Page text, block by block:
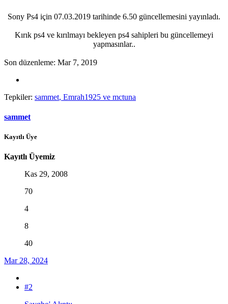
Sony Ps4 için 07.03.2019 tarihinde 6.50 güncellemesini yayınladı.
Kırık ps4 ve kırılmayı bekleyen ps4 sahipleri bu güncellemeyi
yapmasınlar..​
Son düzenleme: Mar 7, 2019
Tepkiler: sammet, Emrah1925 ve mctuna
sammet
Kayıtlı Üye
Kayıtlı Üyemiz
Kas 29, 2008
70
4
8
40
Mar 28, 2024
#2